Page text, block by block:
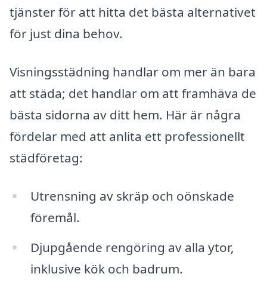
tjänster för att hitta det bästa alternativet
för just dina behov.
Visningsstädning handlar om mer än bara
att städa; det handlar om att framhäva de
bästa sidorna av ditt hem. Här är några
fördelar med att anlita ett professionellt
städföretag:
Utrensning av skräp och oönskade
föremål.
Djupgående rengöring av alla ytor,
inklusive kök och badrum.